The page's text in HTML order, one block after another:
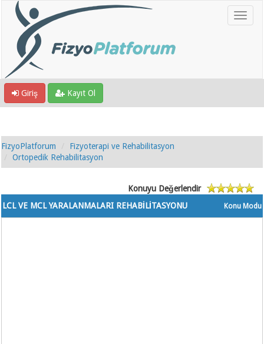
Giriş Kayıt Ol
FizyoPlatforum
Fizyoterapi ve Rehabilitasyon
Ortopedik Rehabilitasyon
Konuyu Değerlendir
Konu Modu
LCL VE MCL YARALANMALARI REHABİLİTASYONU